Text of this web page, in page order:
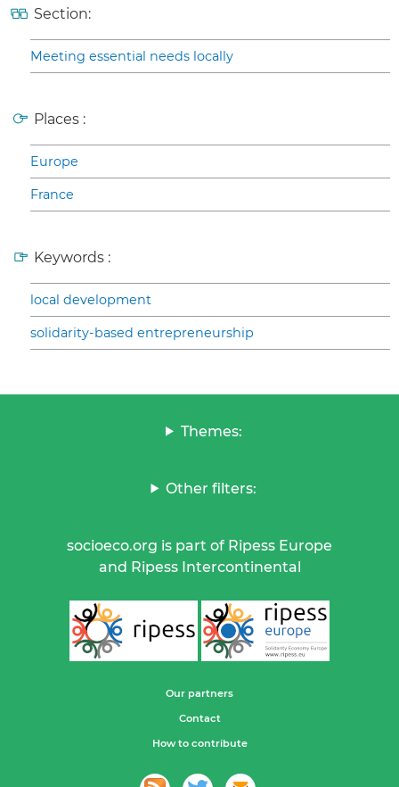
Section:
Meeting essential needs locally
Places :
Europe
France
Keywords :
local development
solidarity-based entrepreneurship
Themes:
Other filters:
socioeco.org is part of Ripess Europe
and Ripess Intercontinental
Our partners
Contact
How to contribute